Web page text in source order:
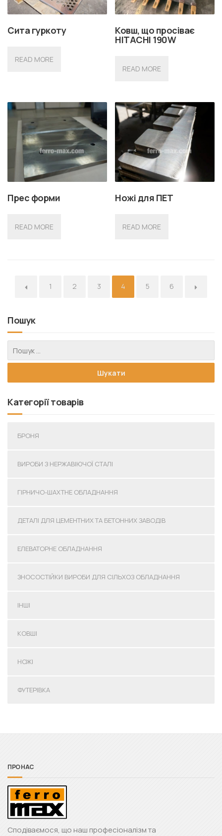
Сита гуркоту
READ MORE
Ковш, що просіває
HITACHI 190W
READ MORE
Прес форми
READ MORE
Ножі для ПЕТ
READ MORE
← 1 2 3 4 5 6 →
Пошук
Категорії товарів
БРОНЯ
ВИРОБИ З НЕРЖАВІЮЧОЇ СТАЛІ
ГІРНИЧО-ШАХТНЕ ОБЛАДНАННЯ
ДЕТАЛІ ДЛЯ ЦЕМЕНТНИХ ТА БЕТОННИХ ЗАВОДІВ
ЕЛЕВАТОРНЕ ОБЛАДНАННЯ
ЗНОСОСТІЙКИ ВИРОБИ ДЛЯ СІЛЬХОЗ ОБЛАДНАННЯ
ІНШІ
КОВШІ
НОЖІ
ФУТЕРІВКА
ПРО НАС
Сподіваємося, що наш професіоналізм та